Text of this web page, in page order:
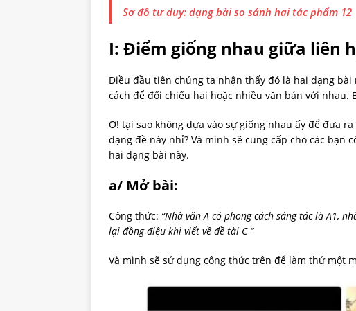
Sơ đồ tư duy: dạng bài so sánh hai tác phẩm 12
I: Điểm giống nhau giữa liên
Điều đầu tiên chúng ta nhận thấy đó là hai dạng
cách để đối chiếu hai hoặc nhiều văn bản với nhau.
Ơ! tại sao không dựa vào sự giống nhau ấy để đưa
dạng đề này nhỉ? Và mình sẽ cung cấp cho các bạn
hai dạng bài này.
a/ Mở bài:
Công thức: “Nhà văn A có phong cách sáng tác là A1,
lại đồng điệu khi viết về đề tài C “
Và mình sẽ sử dụng công thức trên để làm thử một